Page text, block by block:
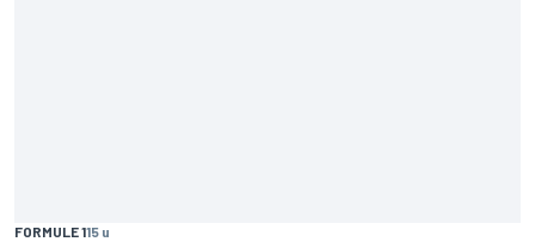
FORMULE 115 u